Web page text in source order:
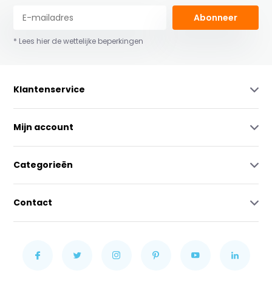
Abonneer
* Lees hier de wettelijke beperkingen
Klantenservice
Mijn account
Categorieën
Contact